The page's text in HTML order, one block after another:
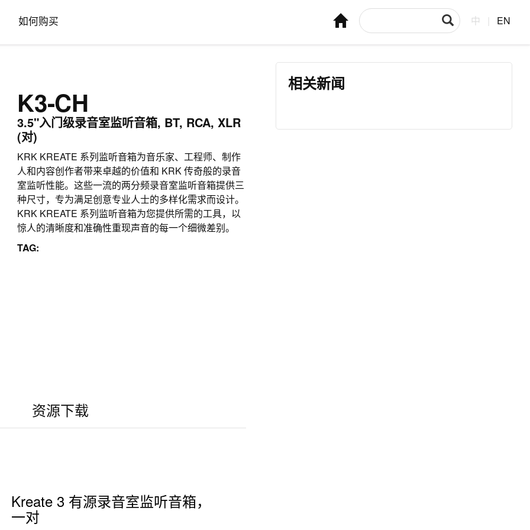
如何购买 中 EN
K3-CH
3.5"入门级录音室监听音箱, BT, RCA, XLR
(对)
KRK KREATE 系列监听音箱为音乐家、工程师、制作
人和内容创作者带来卓越的价值和 KRK 传奇般的录音
室监听性能。这些一流的两分频录音室监听音箱提供三
种尺寸，专为满足创意专业人士的多样化需求而设计。
KRK KREATE 系列监听音箱为您提供所需的工具，以
惊人的清晰度和准确性重现声音的每一个细微差别。
TAG:
资源下载
Kreate 3 有源录音室监听音箱，
一对
相关新闻